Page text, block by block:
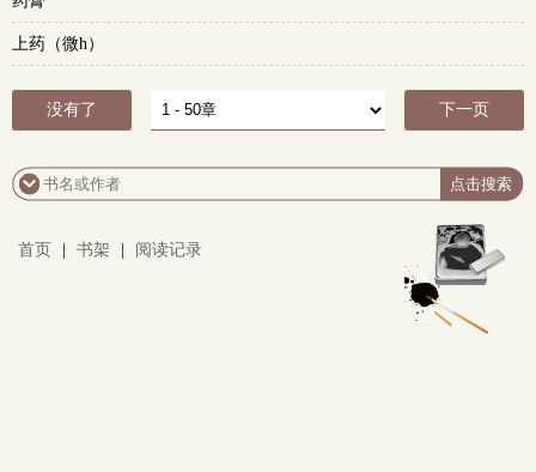
上药（微h）
没有了 下一页
首页 书架 阅读记录